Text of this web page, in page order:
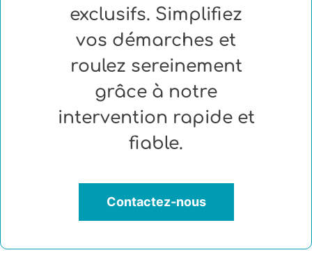
exclusifs. Simplifiez
vos démarches et
roulez sereinement
grâce à notre
intervention rapide et
fiable.
Contactez-nous